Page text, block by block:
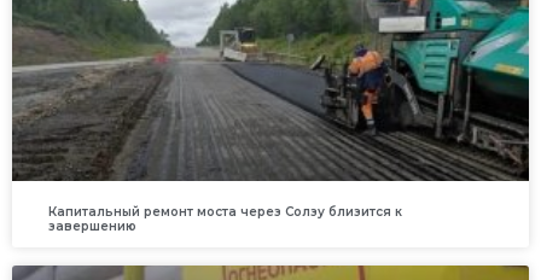
Капитальный ремонт моста через Солзу близится к
завершению